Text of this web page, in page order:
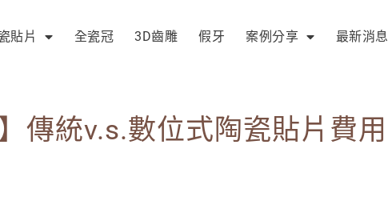
貼片 全瓷冠 3D齒雕 假牙 案例分享 最新消息
傳統v.s.數位式陶瓷貼片費用